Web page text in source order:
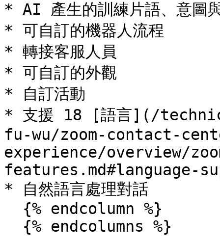
* AI 產生的訓練片語、意圖
* 可自訂的機器人流程
* 轉接客服人員
* 可自訂的外觀
* 自訂活動
* 支援 18 [語言](/
fu-wu/zoom-contact-
experience/overview/
features.md#language-
* 自然語言處理對話